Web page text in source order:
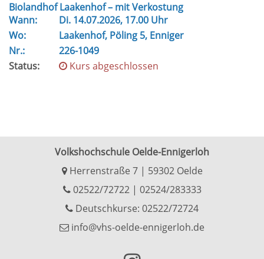
Biolandhof Laakenhof – mit Verkostung
Wann:
Di. 14.07.2026, 17.00 Uhr
Wo:
Laakenhof, Pöling 5, Enniger
Nr.:
226-1049
Status:
Kurs abgeschlossen
Volkshochschule Oelde-Ennigerloh
Herrenstraße 7 | 59302 Oelde
02522/72722| 02524/283333
Deutschkurse: 02522/72724
info@vhs-oelde-ennigerloh.de